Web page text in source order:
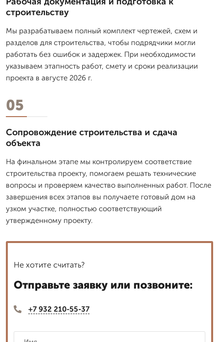
строительству
Мы разрабатываем полный комплект чертежей, схем и
разделов для строительства, чтобы подрядчики могли
работать без ошибок и задержек. При необходимости
указываем этапность работ, смету и сроки реализации
проекта в августе 2026 г.
05
Сопровождение строительства и сдача
объекта
На финальном этапе мы контролируем соответствие
строительства проекту, помогаем решать технические
вопросы и проверяем качество выполненных работ. После
завершения всех этапов вы получаете готовый дом на
узком участке, полностью соответствующий
утвержденному проекту.
Не хотите считать?
Отправьте заявку или позвоните:
+7 932 210-55-37